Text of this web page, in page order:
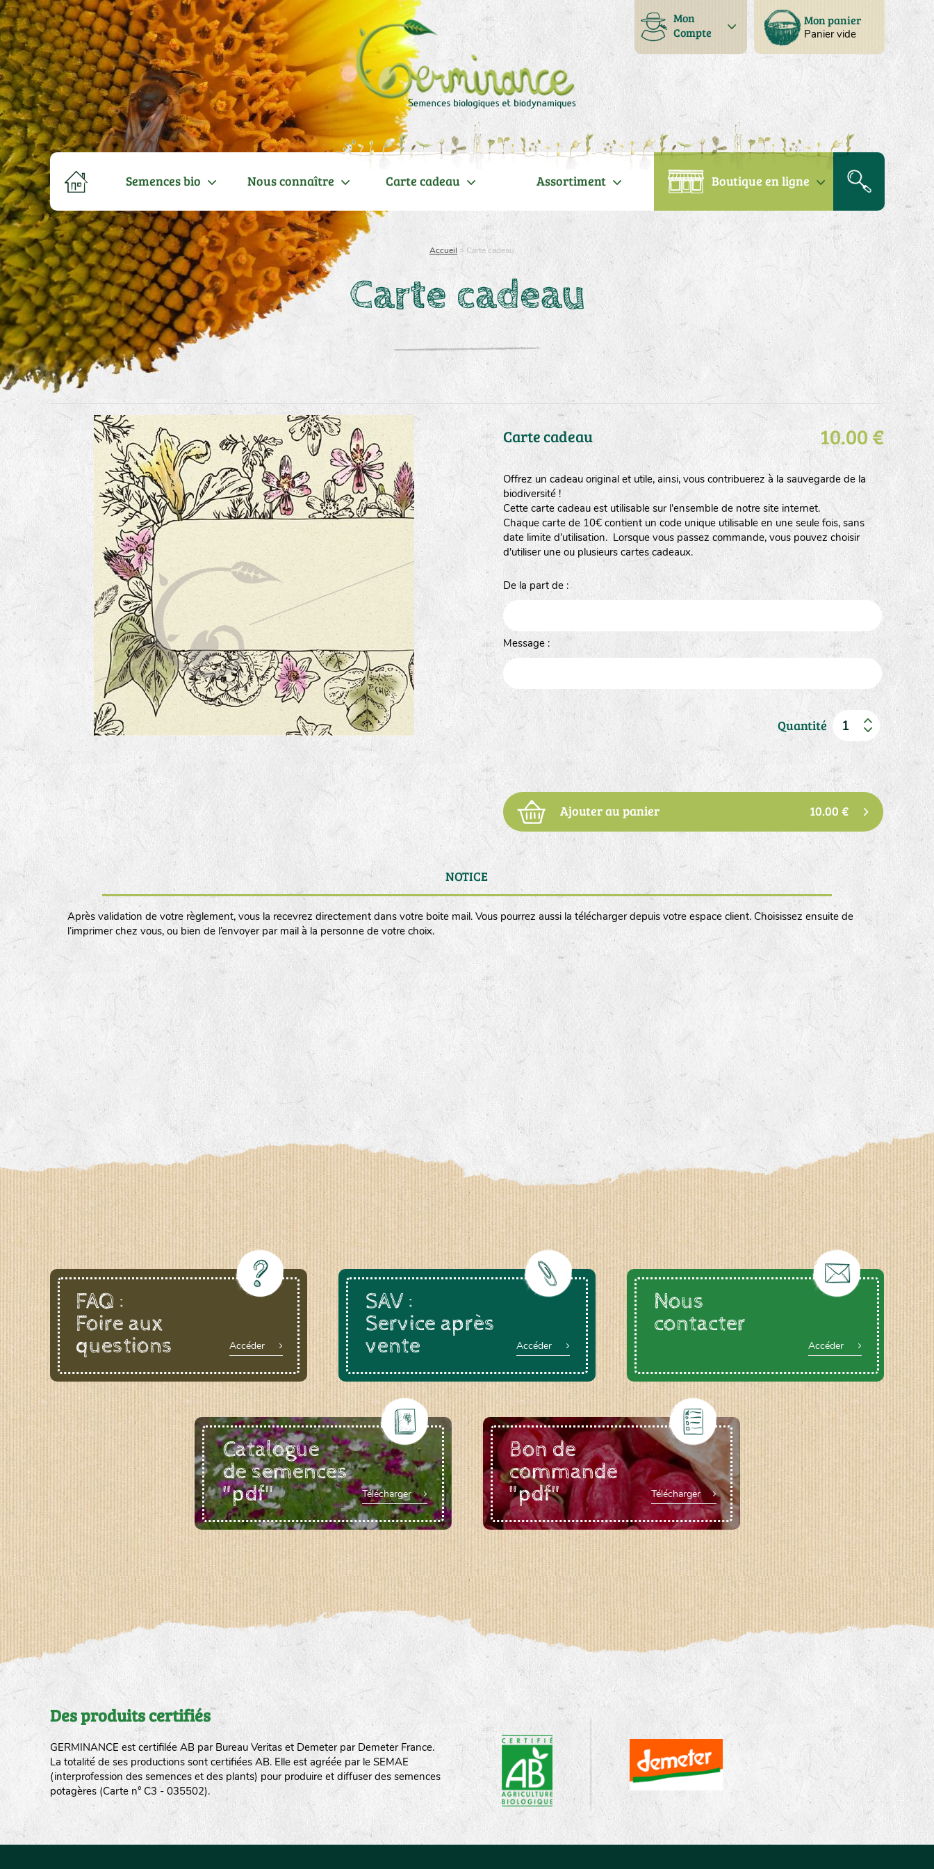
Mon panier
Panier vide
Mon
Compte
Semences bio Nous connaître Carte cadeau Assortiment Boutique en ligne
Accueil > Carte cadeau
Carte cadeau
Carte cadeau 10.00 €
Offrez un cadeau original et utile, ainsi, vous contribuerez à la sauvegarde de la
biodiversité !
Cette carte cadeau est utilisable sur l'ensemble de notre site internet.
Chaque carte de 10€ contient un code unique utilisable en une seule fois, sans
date limite d'utilisation. Lorsque vous passez commande, vous pouvez choisir
d'utiliser une ou plusieurs cartes cadeaux.
De la part de :
Message :
Quantité
Ajouter au panier 10.00 €
NOTICE
Après validation de votre règlement, vous la recevrez directement dans votre boite mail. Vous pourrez aussi la télécharger depuis votre espace client. Choisissez ensuite de
l’imprimer chez vous, ou bien de l’envoyer par mail à la personne de votre choix.
FAQ :
Foire aux
questions
Accéder
SAV :
Service après
vente
Accéder
Nous
contacter
Accéder
Catalogue
de semences
"pdf"
Télécharger
Bon de
commande
"pdf"
Télécharger
Des produits certifiés
GERMINANCE est certifilée AB par Bureau Veritas et Demeter par Demeter France.
La totalité de ses productions sont certifiées AB. Elle est agréée par le SEMAE
(interprofession des semences et des plants) pour produire et diffuser des semences
potagères (Carte n° C3 - 035502).